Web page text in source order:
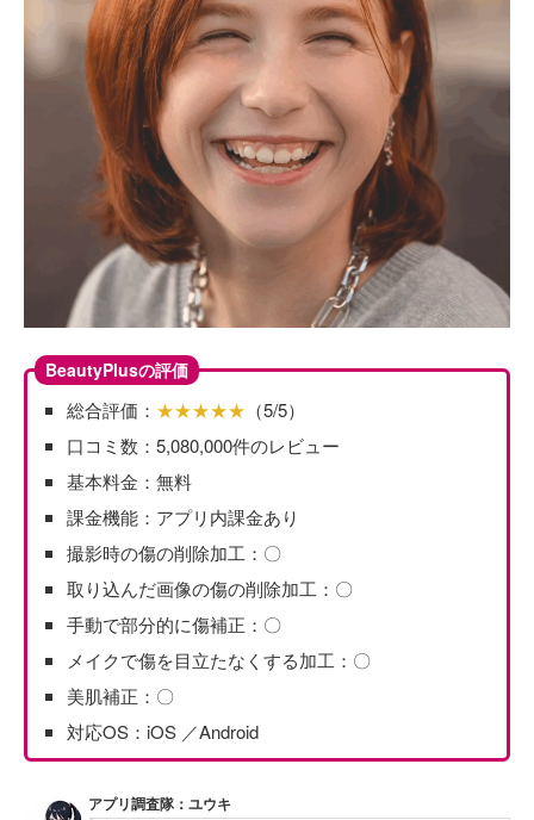
BeautyPlusの評価
総合評価： ★★★★★ （5/5）
口コミ数：5,080,000件のレビュー
基本料金：無料
課金機能：アプリ内課金あり
撮影時の傷の削除加工：〇
取り込んだ画像の傷の削除加工：〇
手動で部分的に傷補正：〇
メイクで傷を目立たなくする加工：〇
美肌補正：〇
対応OS：iOS ／Android
アプリ調査隊：ユウキ